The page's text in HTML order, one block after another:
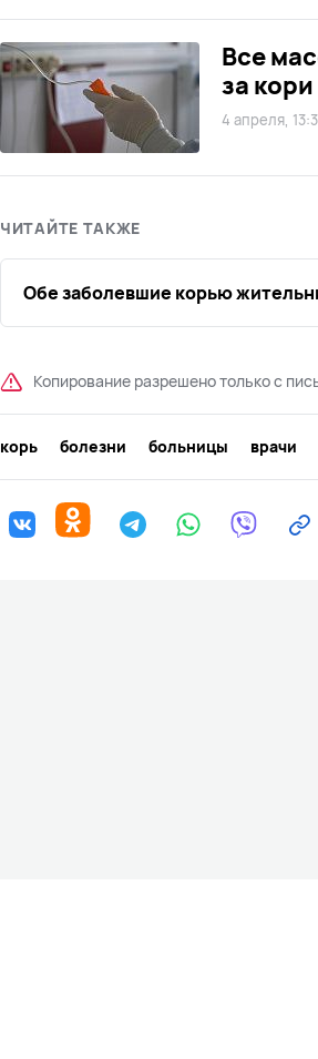
Все
за
4 апреля,
ЧИТАЙТЕ ТАКЖЕ
Обе заболевшие корью
Копирование разрешено только с
корь болезни больницы врачи